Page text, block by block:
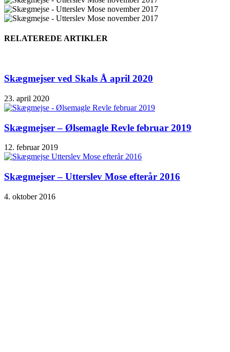
RELATEREDE ARTIKLER
Skægmejser ved Skals Å april 2020
23. april 2020
Skægmejser – Ølsemagle Revle februar 2019
12. februar 2019
Skægmejser – Utterslev Mose efterår 2016
4. oktober 2016